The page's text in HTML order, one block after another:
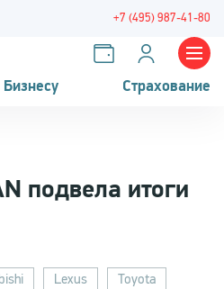
+7 (495) 987-41-80
Бизнесу Страхование
подвела итоги
Lexus
Toyota